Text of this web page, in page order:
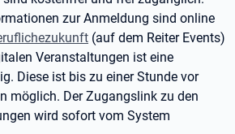
zur Anmeldung sind online
(auf dem Reiter Events)
Veranstaltungen ist eine
Diese ist bis zu einer Stunde vor
möglich. Der Zugangslink zu den
wird sofort vom System